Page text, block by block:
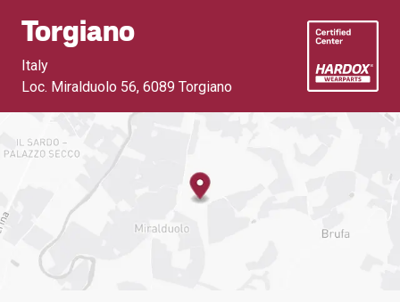
Torgiano
Italy
Loc. Miralduolo 56, 6089 Torgiano